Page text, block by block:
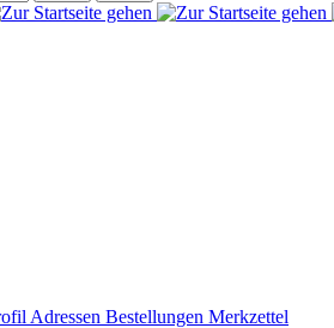
Adressen Bestellungen Merkzettel